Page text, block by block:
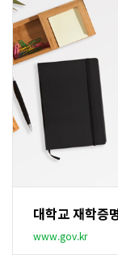
대학교 재학증
www.gov.kr